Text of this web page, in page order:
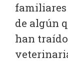
familiares
de algún
han